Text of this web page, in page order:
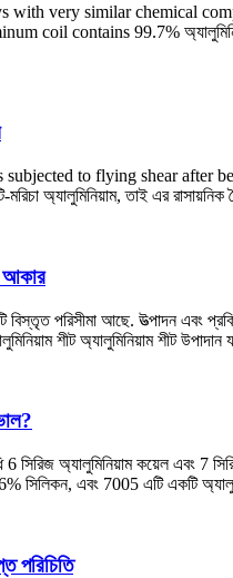
with very similar chemical
coil contains 99.7%
to flying shear after
মরিচা অ্যালুমিনিয়াম, তাই এর
আকার
বিস্তৃত পরিসীমা আছে. উত্পাদন এবং
শীট অ্যালুমিনিয়াম শীট
অ্যালুমিনিয়াম কয়েল এবং 7
সিলিকন, এবং 7005 এটি একটি
পরিচিতি